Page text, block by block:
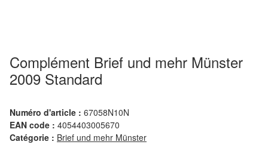
Complément Brief und mehr Münster
2009 Standard
Numéro d'article : 67058N10N
EAN code : 4054403005670
Catégorie : Brief und mehr Münster